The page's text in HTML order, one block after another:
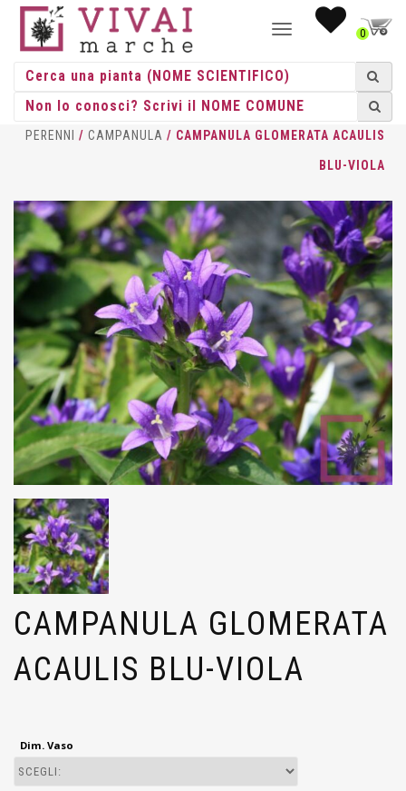
NAVIGAZIONE0
HOME/ ERBACEE ERBACEE
PERENNI / CAMPANULA / CAMPANULA GLOMERATA ACAULIS
BLU-VIOLA
CAMPANULA GLOMERATA
ACAULIS BLU-VIOLA
Dim. Vaso